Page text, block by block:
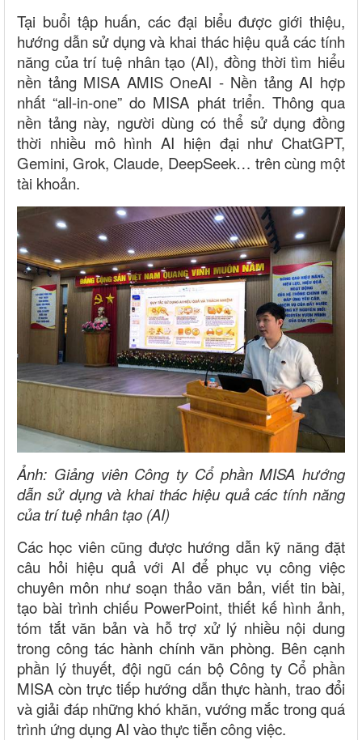
Tại buổi tập huấn, các đại biểu được giới thiệu,
hướng dẫn sử dụng và khai thác hiệu quả các tính
năng của trí tuệ nhân tạo (AI), đồng thời tìm hiểu
nền tảng MISA AMIS OneAI - Nền tảng AI hợp
nhất “all-in-one” do MISA phát triển. Thông qua
nền tảng này, người dùng có thể sử dụng đồng
thời nhiều mô hình AI hiện đại như ChatGPT,
Gemini, Grok, Claude, DeepSeek… trên cùng một
tài khoản.
Ảnh: Giảng viên Công ty Cổ phần MISA hướng
dẫn sử dụng và khai thác hiệu quả các tính năng
của trí tuệ nhân tạo (AI)
Các học viên cũng được hướng dẫn kỹ năng đặt
câu hỏi hiệu quả với AI để phục vụ công việc
chuyên môn như soạn thảo văn bản, viết tin bài,
tạo bài trình chiếu PowerPoint, thiết kế hình ảnh,
tóm tắt văn bản và hỗ trợ xử lý nhiều nội dung
trong công tác hành chính văn phòng. Bên cạnh
phần lý thuyết, đội ngũ cán bộ Công ty Cổ phần
MISA còn trực tiếp hướng dẫn thực hành, trao đổi
và giải đáp những khó khăn, vướng mắc trong quá
trình ứng dụng AI vào thực tiễn công việc.